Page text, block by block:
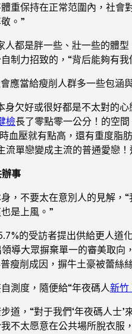
重保持在正常范圍內，社會
。”
人都是胖一些、壯一些的體
制力招致的，“背后能夠有我
應當給瘦削人群多一些包涵
身欠好或很好都是不太對的
檢長了零點零一公分！的空
血壓就有點高，還有重度脂
流單戀變成主流的普通愛戀
事
，不要太在意別人的見解，
是上風。”
的受訪者提出供給更人
導大眾摒棄單一的審美取向
瘦削成因，摒牛土豪被蕾絲
測度，隨便給“年夜碼人新竹
道，“對于我們‘年夜碼人士
不太愿意在公共場所脫衣服